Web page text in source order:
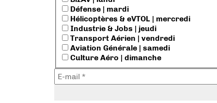
Défense | mardi
Hélicoptères & eVTOL | mercredi
Industrie & Jobs | jeudi
Transport Aérien | vendredi
Aviation Générale | samedi
Culture Aéro | dimanche